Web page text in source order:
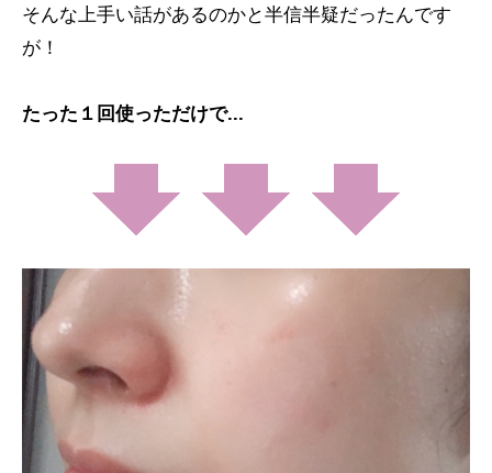
そんな上手い話があるのかと半信半疑だったんです
が！
たった１回使っただけで...